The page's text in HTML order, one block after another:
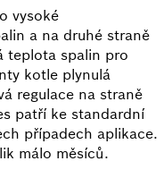
vysoké
a na druhé straně
teplota spalin pro
kotle plynulá
regulace na straně
patří ke standardní
případech aplikace.
málo měsíců.